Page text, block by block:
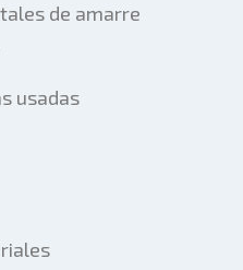
de amarre
usadas